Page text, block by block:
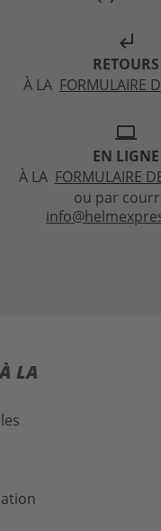
subdirectory_arrow_left
RETOURS
À LA FORMULAIRE
laptop
EN LIGNE
À LA FORMULAIRE
ou par
LA